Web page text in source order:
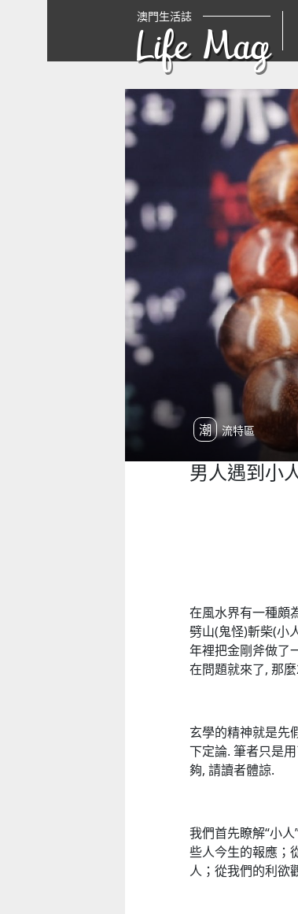
澳門生活誌
Life Mag
潮流特區
男人遇到小
在風水界有一種頗
劈山(鬼怪)斬柴(小
年裡把金剛斧做了
在問題就來了, 那
玄學的精神就是先
下定論. 筆者只是
夠, 請讀者體諒.
我們首先瞭解“小
些人今生的報應；
人；從我們的利欲